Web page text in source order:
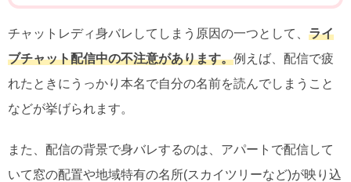
チャットレディ身バレしてしまう原因の一つとして、 ライ
ブチャット配信中の不注意があります。例えば、配信で疲
れたときにうっかり本名で自分の名前を読んでしまうこと
などが挙げられます。
また、配信の背景で身バレするのは、アパートで配信して
いて窓の配置や地域特有の名所(スカイツリーなど)が映り込